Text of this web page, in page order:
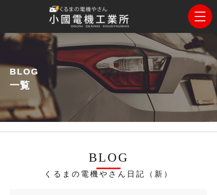
BLOG
一覧
BLOG
くるまの電機やさん日記（新）